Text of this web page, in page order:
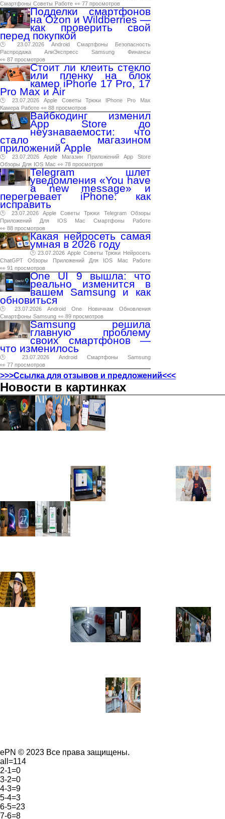
Смартфоны Советы Работе 👀 77 просмотров
Подделки смартфонов
на Ozon и Wildberries —
как проверить свой
перед покупкой
🕑 23.07.2026 Android Смартфоны
Безопасность
Распродажа
АлиЭкспресс Samsung
Финансы
👀 87 просмотров
Стоит ли клеить стекло
или пленку на блок
камер iPhone 17 Pro, 17
Pro Max и Air
🕑 23.07.2026 Apple Советы Трюки IPhone Pro
Max
Камера Работе 👀 88 просмотров
Вайбкодинг изменил
App Store до
неузнаваемости: что
стало с магазином
приложений Apple
🕑 23.07.2026 Apple Магазин Приложений App
Store
Обзоры Для IOS Mac 👀 78 просмотров
Telegram шлет
уведомления «You have
a new message» и
перегревает iPhone: как
исправить
🕑 23.07.2026 Apple Советы Трюки Telegram
Обзоры
Приложений
Для IOS Mac Смартфоны
Работе
👀 88 просмотров
Какая нейросеть самая
умная в 2026 году
🕑 23.07.2026 Apple Советы Трюки Нейросеть
ChatGPT
Обзоры Приложений Для IOS Mac
Работе
👀 91 просмотров
One UI 9 вышла: что
реально изменится в
вашем Samsung и как
обновиться
🕑 23.07.2026 Android One Новичкам
Обновления
Смартфоны Samsung 👀 89 просмотров
Samsung решила
главную проблему
своих смартфонов —
что изменилось
🕑 23.07.2026 Android Смартфоны
Samsung
👀 77 просмотров
>>>Ссылка для отзывов и предложений<<<
Новости в картинках
ePN © 2023 Все права защищены.
all=114
2-1=0
3-2=0
4-3=9
5-4=3
6-5=23
7-6=8